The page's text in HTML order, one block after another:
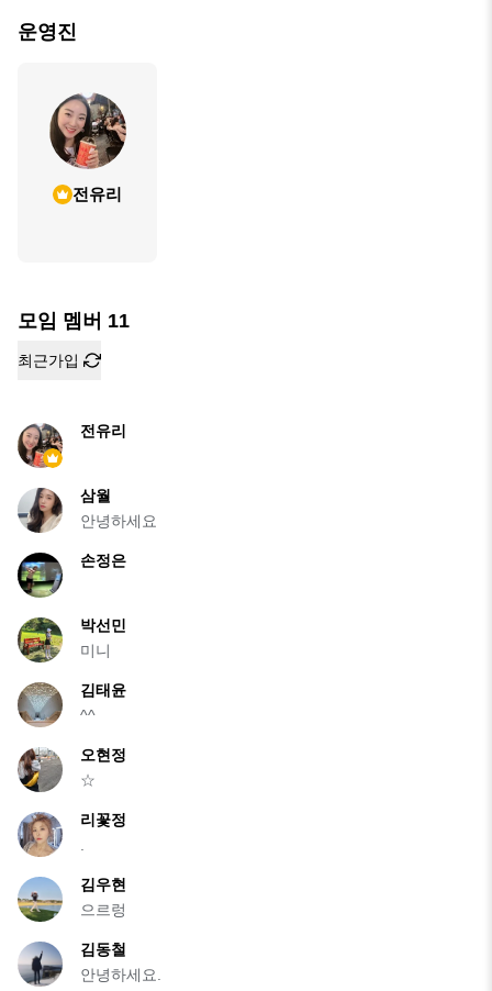
운영진
전유리
모임 멤버 11
최근가입
전유리
삼월
안녕하세요
손정은
박선민
미니
김태윤
^^
오현정
☆
리꽃정
김우현
으르렁
김동철
안녕하세요.